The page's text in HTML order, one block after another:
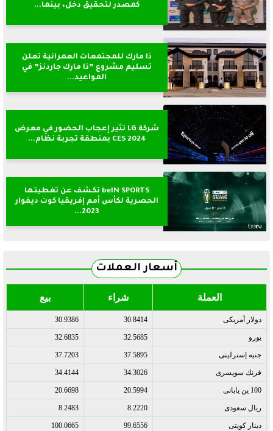
كمصدر لتحقيق دخل، بينما...
ذا مارك للمجتمعات العمرانية تعلن
تسليم مشروع ”ذا مارك جاردنز” في
المواعيد...
شركة LG تثير إعجاب الحضور في معرض
CES 2024 بمنطقة تجربة نظام...
beIN SPORTS تكشف عن تغطيتها
الحصرية لكأس أمم إفريقيا كوت ديفوار
2023...
أسعار العملات
العملة شراء بيع
دولار أمريكى 30.8414
30.9386
يورو 32.5685
32.6835
جنيه إسترلينى 37.5895
37.7203
فرنك سويسرى 34.3026
34.4144
100 ين يابانى 20.5994
20.6698
ريال سعودى 8.2220
8.2483
دينار كويتى 99.6556
100.0665